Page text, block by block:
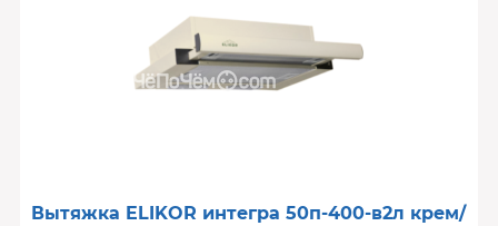
Вытяжка ELIKOR интегра 50п-400-в2л крем/